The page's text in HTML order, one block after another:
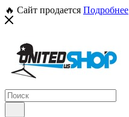
🔥 Сайт продается Подробнее